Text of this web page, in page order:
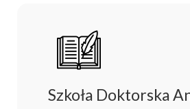
Szkoła Doktorska